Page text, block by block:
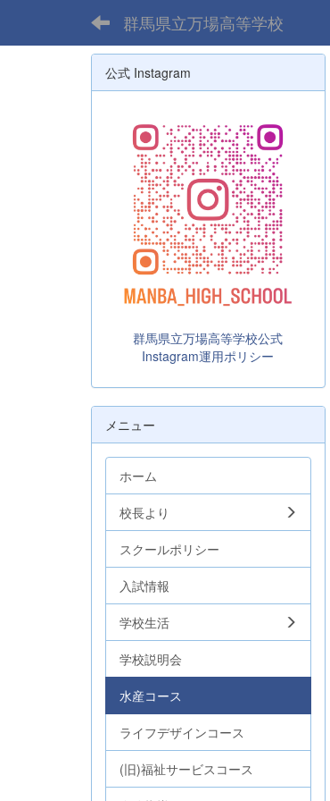
群馬県立万場高等学校
公式 Instagram
群馬県立万場高等学校公式
Instagram運用ポリシー
メニュー
ホーム
校長より
スクールポリシー
入試情報
学校生活
学校説明会
水産コース
ライフデザインコース
(旧)福祉サービスコース